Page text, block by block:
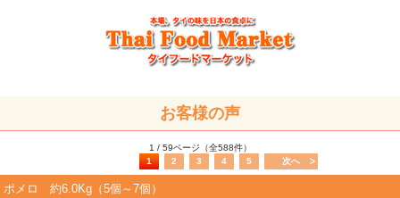
お客様の声
1 / 59ページ（全588件）
1
2 3 4 5 次へ
ポメロ 約6.0Kg（5個～7個）